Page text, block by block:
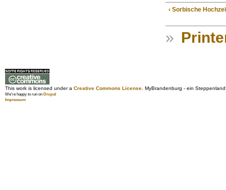
‹ Sorbische
»
This work is licensed under a Creative Commons License. MyBrandenburg - ein
We're happy to run on Drupal
Impressum